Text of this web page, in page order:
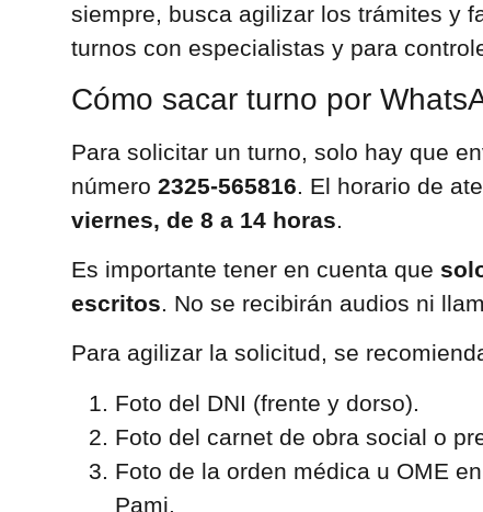
siempre, busca agilizar los trámites y
turnos con especialistas y para
Cómo sacar turno por
Para solicitar un turno, solo hay que
número 2325-565816. El horario de
viernes, de 8 a 14 horas.
Es importante tener en cuenta que
escritos. No se recibirán audios ni
Para agilizar la solicitud, se
Foto del DNI (frente y dorso).
Foto del carnet de obra social o
Foto de la orden médica u OME
Pami.